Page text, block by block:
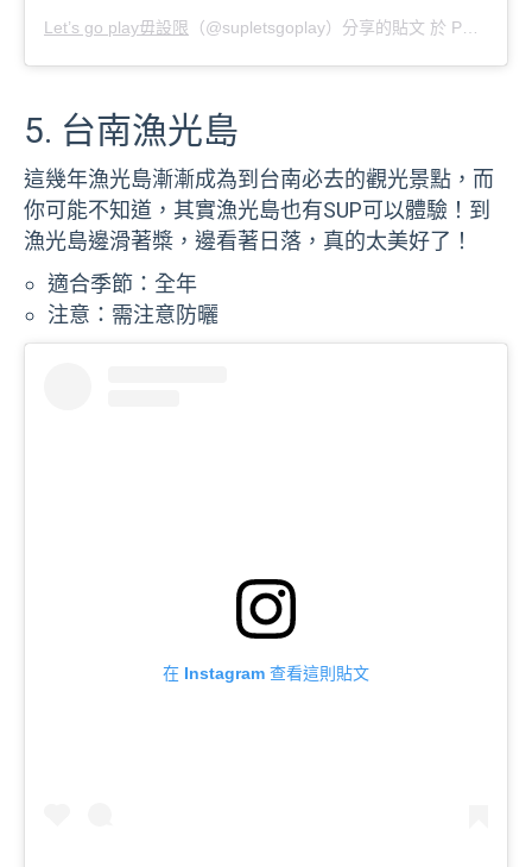
Let’s go play毋設限 （@supletsgoplay）分享的貼文 於 PDT 2019 年 7月 月 11 日 下午 5:38
5. 台南漁光島
這幾年漁光島漸漸成為到台南必去的觀光景點，而
你可能不知道，其實漁光島也有SUP可以體驗！到
漁光島邊滑著槳，邊看著日落，真的太美好了！
適合季節：全年
注意：需注意防曬
在 Instagram 查看這則貼文